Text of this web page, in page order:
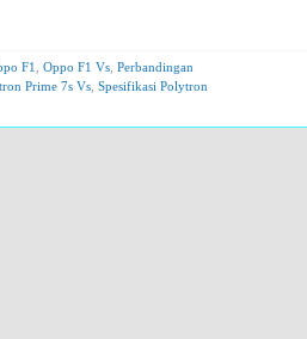
F1 Oppo F1 Vs, Perbandingan
Prime 7s Vs, Spesifikasi Polytron